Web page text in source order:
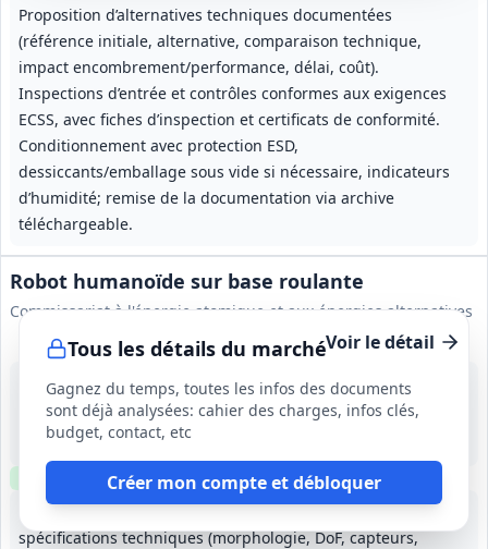
Proposition d’alternatives techniques documentées
(référence initiale, alternative, comparaison technique,
impact encombrement/performance, délai, coût).
Inspections d’entrée et contrôles conformes aux exigences
ECSS, avec fiches d’inspection et certificats de conformité.
Conditionnement avec protection ESD,
dessiccants/emballage sous vide si nécessaire, indicateurs
d’humidité; remise de la documentation via archive
téléchargeable.
Tous les détails du marché
Gagnez du temps, toutes les infos des documents
sont déjà analysées: cahier des charges, infos clés,
budget, contact, etc
Créer mon compte et débloquer
Robot humanoïde sur base roulante
Commissariat à l'énergie atomique et aux énergies alternatives
Voir le détail
Fourniture d'un robot humanoïde mobile conforme aux
spécifications techniques (morphologie, DoF, capteurs,
19 août 2026
Essonne (91)
Clause environnementale Clause sociale